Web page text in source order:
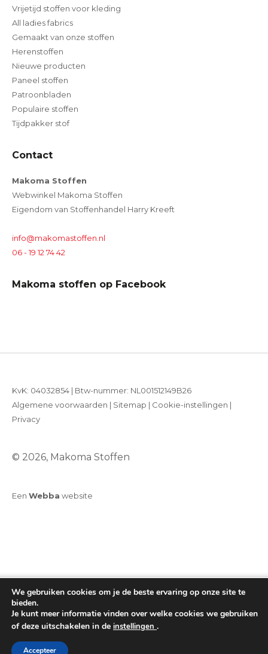
Vrijetijd stoffen voor kleding
All ladies fabrics
Gemaakt van onze stoffen
Herenstoffen
Nieuwe producten
Paneel stoffen
Patroonbladen
Populaire stoffen
Tijdpakker stof
Contact
Makoma Stoffen
Webwinkel Makoma Stoffen
Eigendom van Stoffenhandel Harry Kreeft
info@makomastoffen.nl
06 - 19 12 74 42
Makoma stoffen op Facebook
© 2026, Makoma Stoffen
KvK: 04032854 | Btw-nummer: NL001512149B26
Algemene voorwaarden | Sitemap | Cookie-instellingen |
Privacy
Een Webba website
We gebruiken cookies om je de beste ervaring op onze site te
bieden.
Je kunt meer informatie vinden over welke cookies we gebruiken
of deze uitschakelen in de instellingen .
Accepteer